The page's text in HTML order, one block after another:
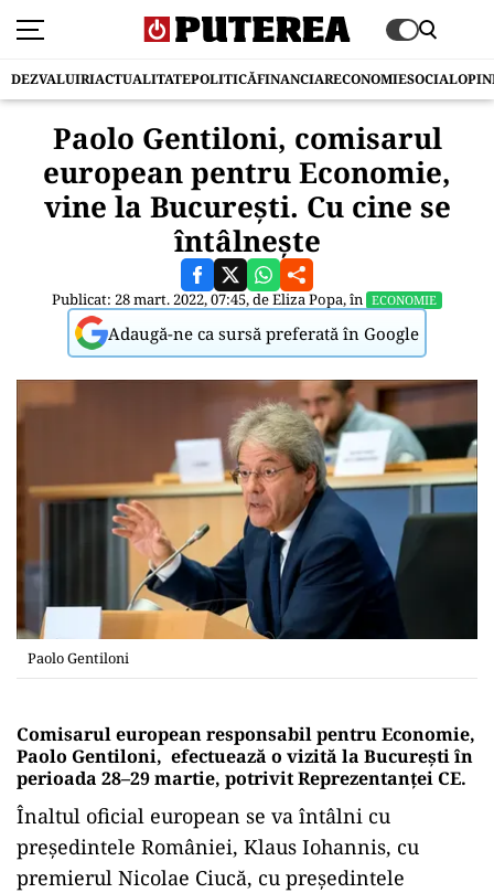
DEZVALUIRIACTUALITATEPOLITICĂFINANCIARECONOMIESOCIAL
Paolo Gentiloni, comisarul
european pentru Economie,
vine la București. Cu cine se
întâlnește
Publicat: 28 mart. 2022, 07:45, deEliza Popa, în ECONOMIE
Adaugă-ne ca sursă preferată în Google
Paolo Gentiloni
Comisarul european responsabil pentru Economie,
Paolo Gentiloni, efectuează o vizită la Bucureşti în
perioada 28–29 martie, potrivit Reprezentanţei CE.
Înaltul oficial european se va întâlni cu
preşedintele României, Klaus Iohannis, cu
premierul Nicolae Ciucă, cu preşedintele